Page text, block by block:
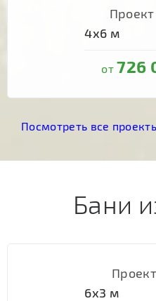
4х6 м
от726
Посмотреть все
Бани
6х3 м